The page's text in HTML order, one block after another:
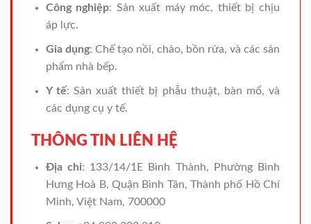
Công nghiệp: Sản xuất máy móc, thiết bị chịu
áp lực.
Gia dụng: Chế tạo nồi, chảo, bồn rửa, và các sản
phẩm nhà bếp.
Y tế: Sản xuất thiết bị phẫu thuật, bàn mổ, và
các dụng cụ y tế.
THÔNG TIN LIÊN HỆ
Địa chỉ: 133/14/1E Bình Thành, Phường Bình
Hưng Hoà B, Quận Bình Tân, Thành phố Hồ Chí
Minh, Việt Nam, 700000